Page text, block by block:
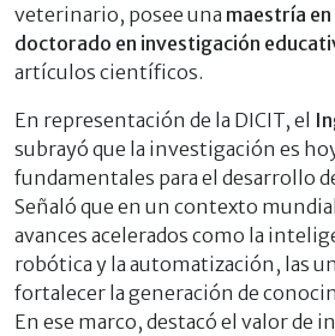
veterinario, posee una maestría
doctorado en investigación
artículos científicos.
En representación de la DICIT, el
subrayó que la investigación es
fundamentales para el desarrollo
Señaló que en un contexto
avances acelerados como la
robótica y la automatización, las
fortalecer la generación de
En ese marco, destacó el valor de